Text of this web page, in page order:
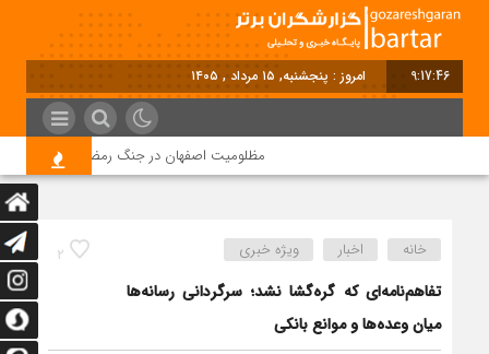
9:17:47 امروز : پنجشنبه, ۱۵ مرداد , ۱۴۰۵
مظلومیت اصفهان در جنگ رمضان
2 خانه اخبار ویژه خبری
تفاهم‌نامه‌ای که گره‌گشا نشد؛ سرگردانی رسانه‌ها
میان وعده‌ها و موانع بانکی